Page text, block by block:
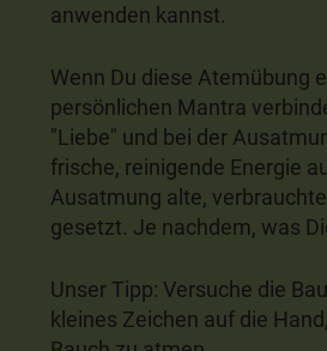
anwenden kannst.
Wenn Du diese Atemübung
persönlichen Mantra
"Liebe" und bei der
frische, reinigende Energie
Ausatmung alte,
gesetzt. Je nachdem, was
Unser Tipp: Versuche die
kleines Zeichen auf die